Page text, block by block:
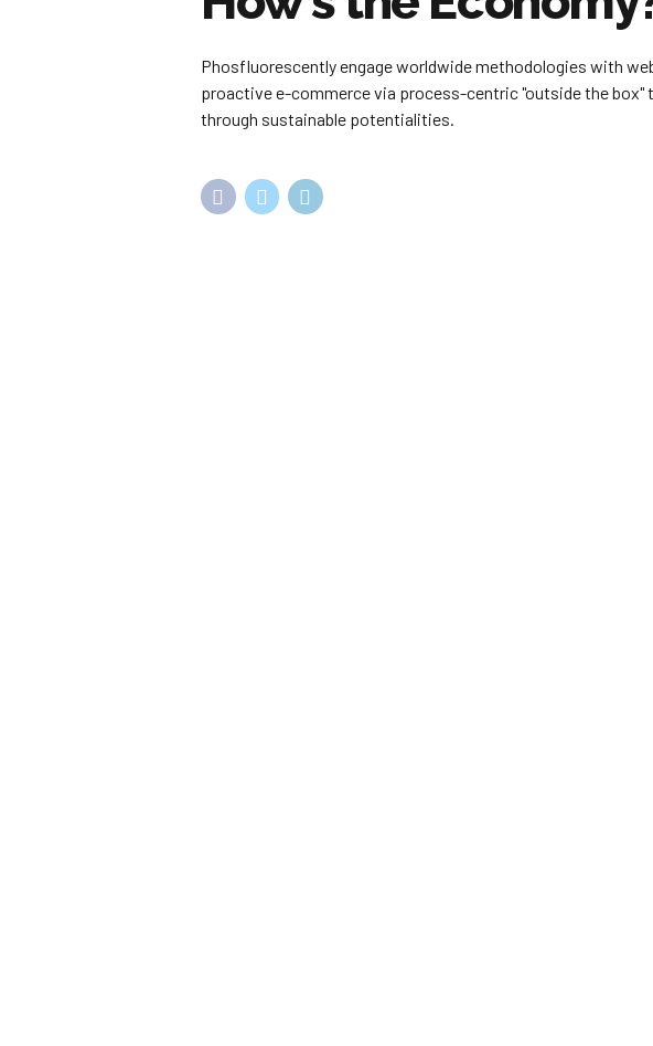
Phosfluorescently engage worldwide methodologies with
proactive e-commerce via process-centric "outside the
through sustainable potentialities.